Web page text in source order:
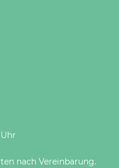
nach Vereinbarung.